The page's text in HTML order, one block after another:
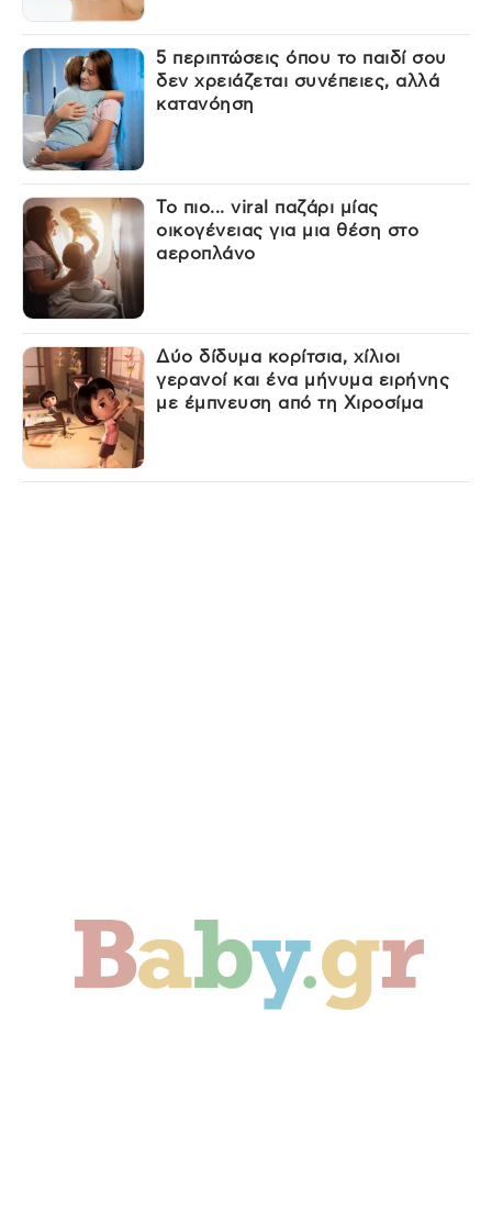
5 περιπτώσεις όπου το παιδί σου
δεν χρειάζεται συνέπειες, αλλά
κατανόηση
Το πιο... viral παζάρι μίας
οικογένειας για μια θέση στο
αεροπλάνο
Δύο δίδυμα κορίτσια, χίλιοι
γερανοί και ένα μήνυμα ειρήνης
με έμπνευση από τη Χιροσίμα